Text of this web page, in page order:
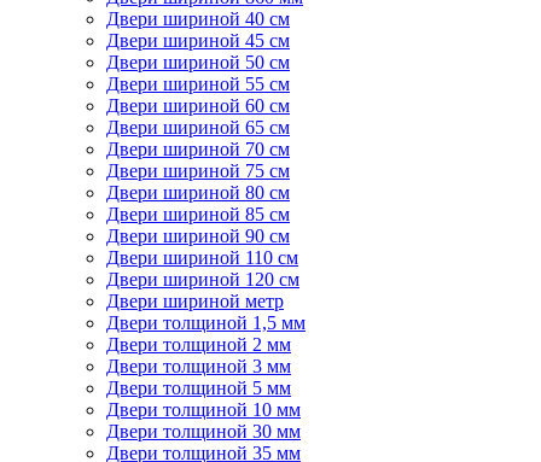
Двери шириной 40 см
Двери шириной 45 см
Двери шириной 50 см
Двери шириной 55 см
Двери шириной 60 см
Двери шириной 65 см
Двери шириной 70 см
Двери шириной 75 см
Двери шириной 80 см
Двери шириной 85 см
Двери шириной 90 см
Двери шириной 110 см
Двери шириной 120 см
Двери шириной метр
Двери толщиной 1,5 мм
Двери толщиной 2 мм
Двери толщиной 3 мм
Двери толщиной 5 мм
Двери толщиной 10 мм
Двери толщиной 30 мм
Двери толщиной 35 мм